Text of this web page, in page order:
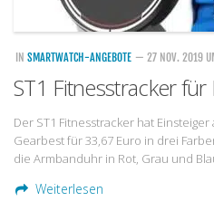
Datentarife
o2
Smartphonetarife
Prepaid-Tarife
Datentarife
IN SMARTWATCH-ANGEBOTE — 27 NOV. 2019
ST1 Fitnesstracker für
Der ST1 Fitnesstracker hat
Gearbest für 33,67 Euro in drei
die Armbanduhr in Rot, Grau und
Weiterlesen